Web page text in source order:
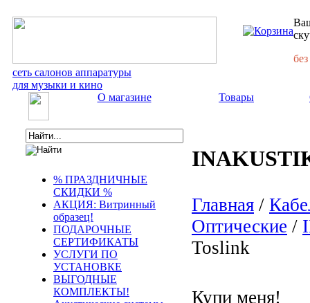
сеть салонов аппаратуры
для музыки и кино
О магазине Товары
% ПРАЗДНИЧНЫЕ
СКИДКИ %
АКЦИЯ: Витринный
образец!
ПОДАРОЧНЫЕ
СЕРТИФИКАТЫ
УСЛУГИ ПО
УСТАНОВКЕ
ВЫГОДНЫЕ
КОМПЛЕКТЫ!
Главная /
Оптические /
Toslink
Купи меня!